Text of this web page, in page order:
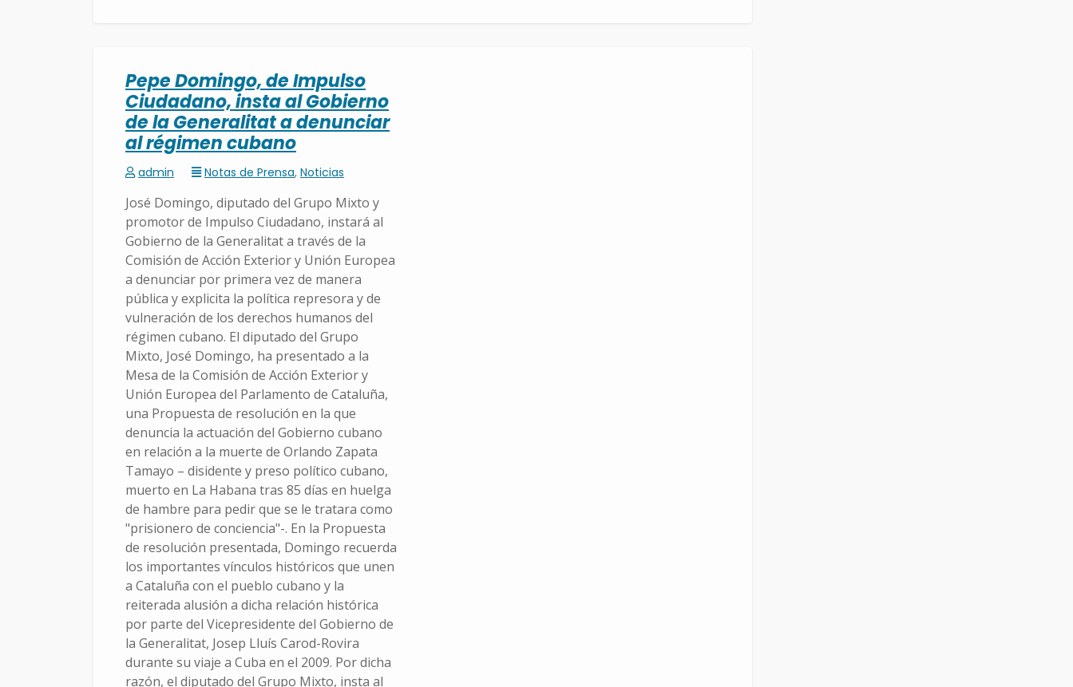
Pepe Domingo, de Impulso
Ciudadano, insta al Gobierno
de la Generalitat a denunciar
al régimen cubano
admin Notas de Prensa, Noticias
José Domingo, diputado del Grupo Mixto y
promotor de Impulso Ciudadano, instará al
Gobierno de la Generalitat a través de la
Comisión de Acción Exterior y Unión Europea
a denunciar por primera vez de manera
pública y explicita la política represora y de
vulneración de los derechos humanos del
régimen cubano. El diputado del Grupo
Mixto, José Domingo, ha presentado a la
Mesa de la Comisión de Acción Exterior y
Unión Europea del Parlamento de Cataluña,
una Propuesta de resolución en la que
denuncia la actuación del Gobierno cubano
en relación a la muerte de Orlando Zapata
Tamayo – disidente y preso político cubano,
muerto en La Habana tras 85 días en huelga
de hambre para pedir que se le tratara como
"prisionero de conciencia"-. En la Propuesta
de resolución presentada, Domingo recuerda
los importantes vínculos históricos que unen
a Cataluña con el pueblo cubano y la
reiterada alusión a dicha relación histórica
por parte del Vicepresidente del Gobierno de
la Generalitat, Josep Lluís Carod-Rovira
durante su viaje a Cuba en el 2009. Por dicha
razón, el diputado del Grupo Mixto, insta al